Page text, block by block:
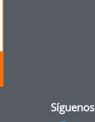
Síguenos